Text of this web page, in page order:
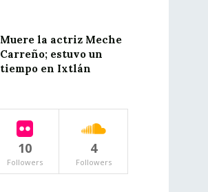
Muere la actriz Meche
Carreño; estuvo un
tiempo en Ixtlán
10
Followers
4
Followers